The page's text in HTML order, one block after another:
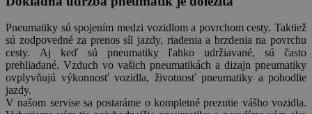
Pneumatiky sú spojením medzi vozidlom a povrchom cesty. Taktiež
sú zodpovedné za prenos síl jazdy, riadenia a brzdenia na povrchu
cesty. Aj keď sú pneumatiky ľahko udržiavané, sú často
prehliadané. Vzduch vo vašich pneumatikách a dizajn pneumatiky
ovplyvňujú výkonnosť vozidla, životnosť pneumatiky a pohodlie
jazdy.
V našom servise sa postaráme o kompletné prezutie vášho vozidla.